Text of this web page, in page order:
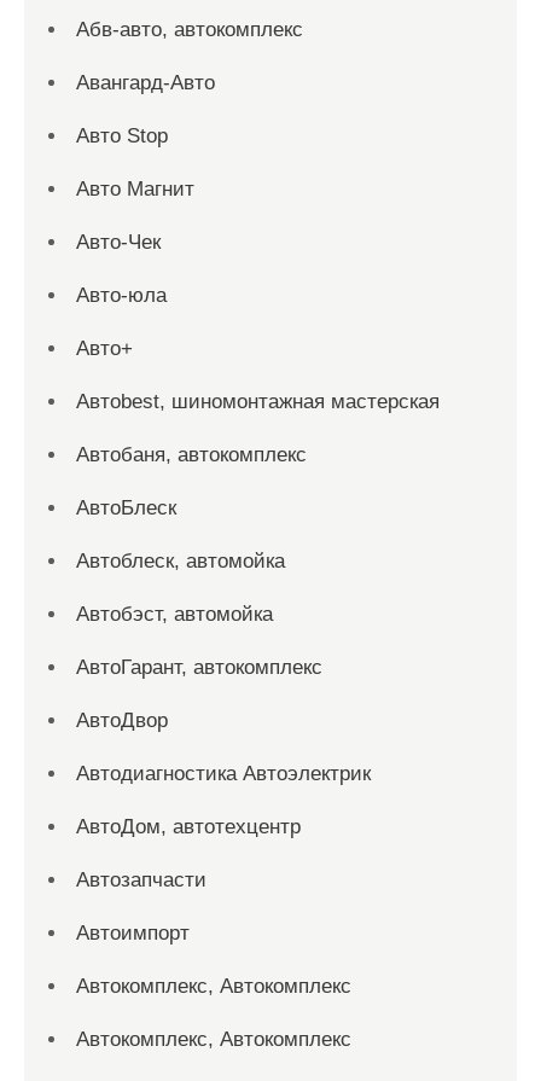
Абв-авто, автокомплекс
Авангард-Авто
Авто Stop
Авто Магнит
Авто-Чек
Авто-юла
Авто+
Автоbest, шиномонтажная мастерская
Автобаня, автокомплекс
АвтоБлеск
Автоблеск, автомойка
Автобэст, автомойка
АвтоГарант, автокомплекс
АвтоДвор
Автодиагностика Автоэлектрик
АвтоДом, автотехцентр
Автозапчасти
Автоимпорт
Автокомплекс, Автокомплекс
Автокомплекс, Автокомплекс